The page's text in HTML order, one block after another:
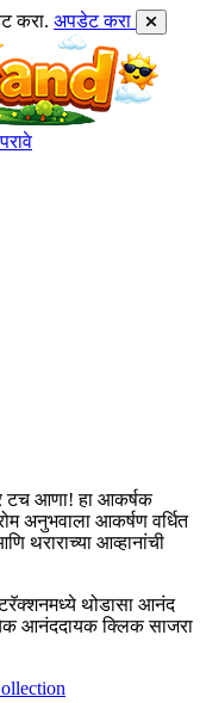
करा. अपडेट करा
टच आणा! हा आकर्षक
अनुभवाला आकर्षण वर्धित
थराराच्या आव्हानांची
थोडासा आनंद
आनंददायक क्लिक साजरा